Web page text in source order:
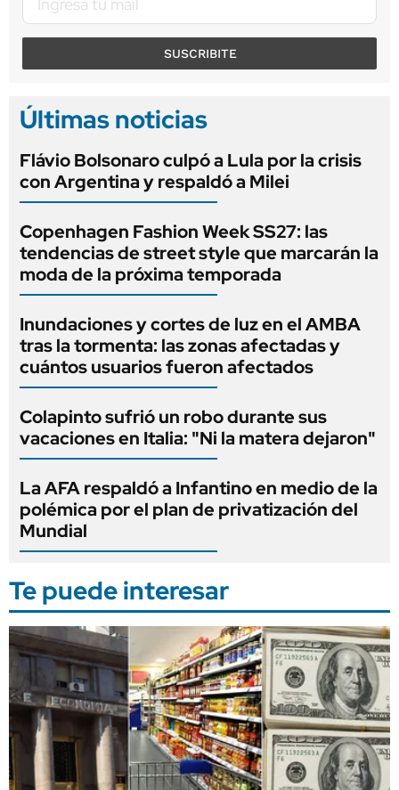
SUSCRIBITE
Últimas noticias
Flávio Bolsonaro culpó a Lula por la crisis
con Argentina y respaldó a Milei
Copenhagen Fashion Week SS27: las
tendencias de street style que marcarán la
moda de la próxima temporada
Inundaciones y cortes de luz en el AMBA
tras la tormenta: las zonas afectadas y
cuántos usuarios fueron afectados
Colapinto sufrió un robo durante sus
vacaciones en Italia: "Ni la matera dejaron"
La AFA respaldó a Infantino en medio de la
polémica por el plan de privatización del
Mundial
Te puede interesar